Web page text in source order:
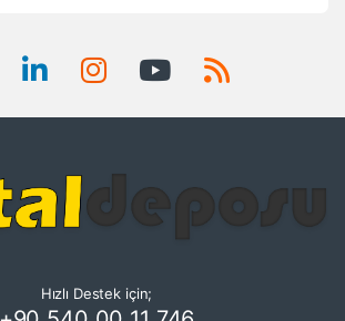
Hızlı Destek için;